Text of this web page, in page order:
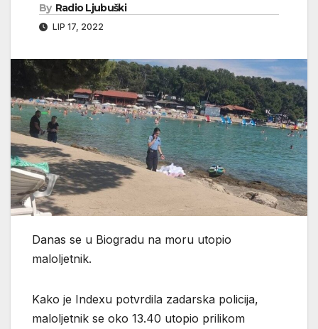
By Radio Ljubuški
LIP 17, 2022
Danas se u Biogradu na moru utopio
maloljetnik.
Kako je Indexu potvrdila zadarska policija,
maloljetnik se oko 13.40 utopio prilikom